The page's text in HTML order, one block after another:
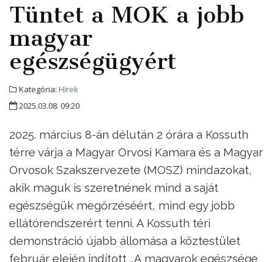
Tüntet a MOK a jobb
magyar
egészségügyért
Kategória: Hírek
2025.03.08. 09:20
2025. március 8-án délután 2 órára a Kossuth
térre várja a Magyar Orvosi Kamara és a Magyar
Orvosok Szakszervezete (MOSZ) mindazokat,
akik maguk is szeretnének mind a saját
egészségük megőrzéséért, mind egy jobb
ellátórendszerért tenni. A Kossuth téri
demonstráció újabb állomása a köztestület
február elején indított „A magyarok egészsége